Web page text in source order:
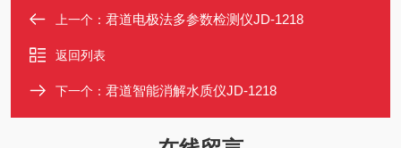
上一个： 君道电极法多参数检测仪JD-1218
返回列表
下一个： 君道智能消解水质仪JD-1218